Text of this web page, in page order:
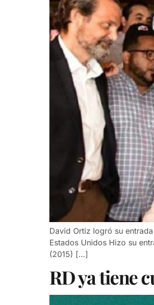
David Ortiz logró su
Estados Unidos Hizo su
(2015) […]
RD ya tiene